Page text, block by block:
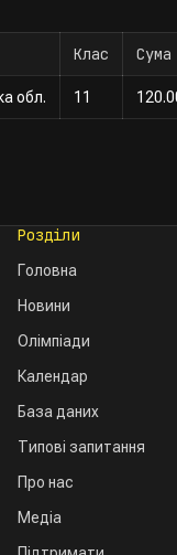
Клас Сума
обл. 11
Розділи
Головна
Новини
Олімпіади
Календар
База даних
Типові запитання
Про нас
Медіа